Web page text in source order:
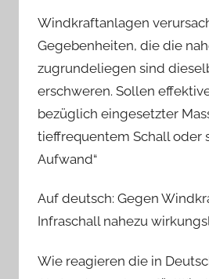
Windkraftanlagen
Gegebenheiten, die die
zugrundeliegen sind
erschweren. Sollen
bezüglich eingesetzter
tieffrequentem Schall oder
Aufwand“
Auf deutsch: Gegen
Infraschall nahezu
Wie reagieren die in